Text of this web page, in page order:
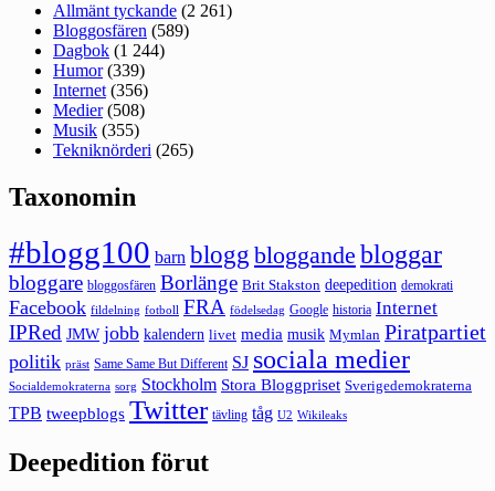
Allmänt tyckande (2 261)
Bloggosfären (589)
Dagbok (1 244)
Humor(339)
Internet (356)
Medier(508)
Musik (355)
Tekniknörderi (265)
Taxonomin
#blogg100 barn blogg bloggande bloggar
bloggare bloggosfären Borlänge Brit Stakston deepedition demokrati
Facebook fildelning fotboll FRA födelsedag Google historia Internet
IPRed JMW jobb kalendern livet media musik Mymlan Piratpartiet
politik präst Same Same But Different SJ sociala medier
Socialdemokraterna sorg Stockholm Stora Bloggpriset Sverigedemokraterna
TPB tweepblogs Twitter tävling tåg U2 Wikileaks
Deepedition förut